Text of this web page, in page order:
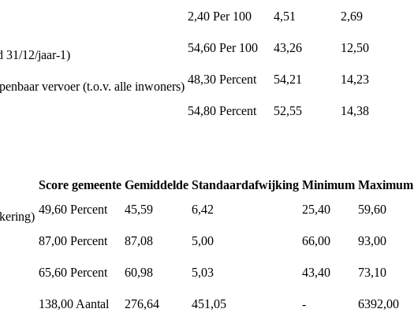
2,40 Per 100 4,51 2,69
31/12/jaar-1)
54,60 Per 100 43,26 12,50
vervoer (t.o.v. alle inwoners)
48,30 Percent 54,21 14,23
54,80 Percent 52,55 14,38
Score gemeente Gemiddelde Standaardafwijking Minimum Maximum
49,60 Percent 45,59 6,42 25,40
59,60
87,00 Percent 87,08 5,00 66,00
93,00
65,60 Percent 60,98 5,03 43,40
73,10
138,00 Aantal 276,64 451,05 -
6392,00